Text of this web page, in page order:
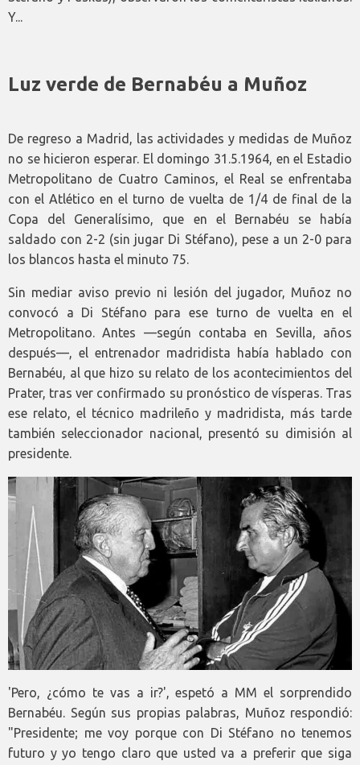
Y...
Luz verde de Bernabéu a Muñoz
De regreso a Madrid, las actividades y medidas de Muñoz
no se hicieron esperar. El domingo 31.5.1964, en el Estadio
Metropolitano de Cuatro Caminos, el Real se enfrentaba
con el Atlético en el turno de vuelta de 1/4 de final de la
Copa del Generalísimo, que en el Bernabéu se había
saldado con 2-2 (sin jugar Di Stéfano), pese a un 2-0 para
los blancos hasta el minuto 75.
Sin mediar aviso previo ni lesión del jugador, Muñoz no
convocó a Di Stéfano para ese turno de vuelta en el
Metropolitano. Antes —según contaba en Sevilla, años
después—, el entrenador madridista había hablado con
Bernabéu, al que hizo su relato de los acontecimientos del
Prater, tras ver confirmado su pronóstico de vísperas. Tras
ese relato, el técnico madrileño y madridista, más tarde
también seleccionador nacional, presentó su dimisión al
presidente.
'Pero, ¿cómo te vas a ir?', espetó a MM el sorprendido
Bernabéu. Según sus propias palabras, Muñoz respondió:
"Presidente; me voy porque con Di Stéfano no tenemos
futuro y yo tengo claro que usted va a preferir que siga